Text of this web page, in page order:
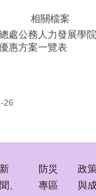
相關檔案
處公務人力發展學
惠方案一覽表
26
新
聞、
防災
專區
政策
與